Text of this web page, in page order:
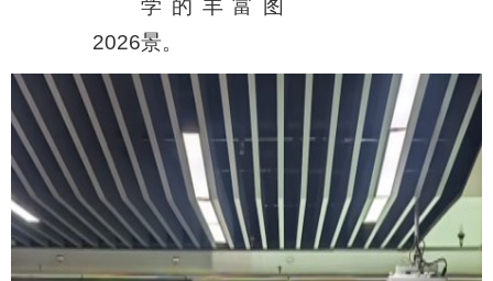
2026
学的丰富图
景。